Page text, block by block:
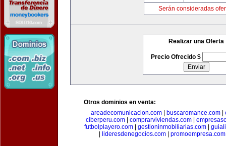
Serán consideradas
Realizar una Oferta
Precio Ofrecido $
Otros dominios en venta:
areadecomunicacion.com| buscaromance.com|
ciberperu.com
comprarviviendas.com
futbolplayero.com| gestioninmobiliarias.com|
lideresdenegocios.com promoempresa.com